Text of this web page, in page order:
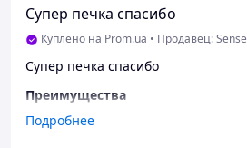
Супер печка спасибо
Куплено на Prom.ua • Продавец: Sense
Супер печка спасибо
Преимущества
Все
Подробнее